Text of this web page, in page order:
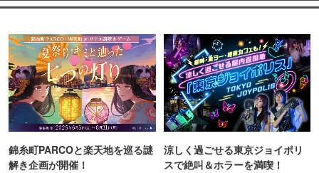
錦糸町PARCOと楽天地を巡る謎
解き企画が開催！
涼しく過ごせる東京ジョイポリ
スで絶叫＆ホラーを満喫！